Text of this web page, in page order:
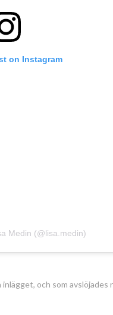
on Instagram
Medin (@lisa.medin)
och som avslöjades